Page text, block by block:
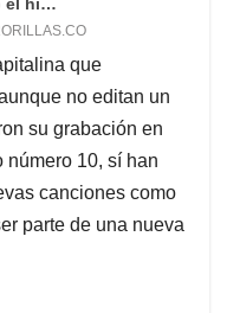
que
no editan un
su grabación en
número 10, sí han
canciones como
parte de una nueva